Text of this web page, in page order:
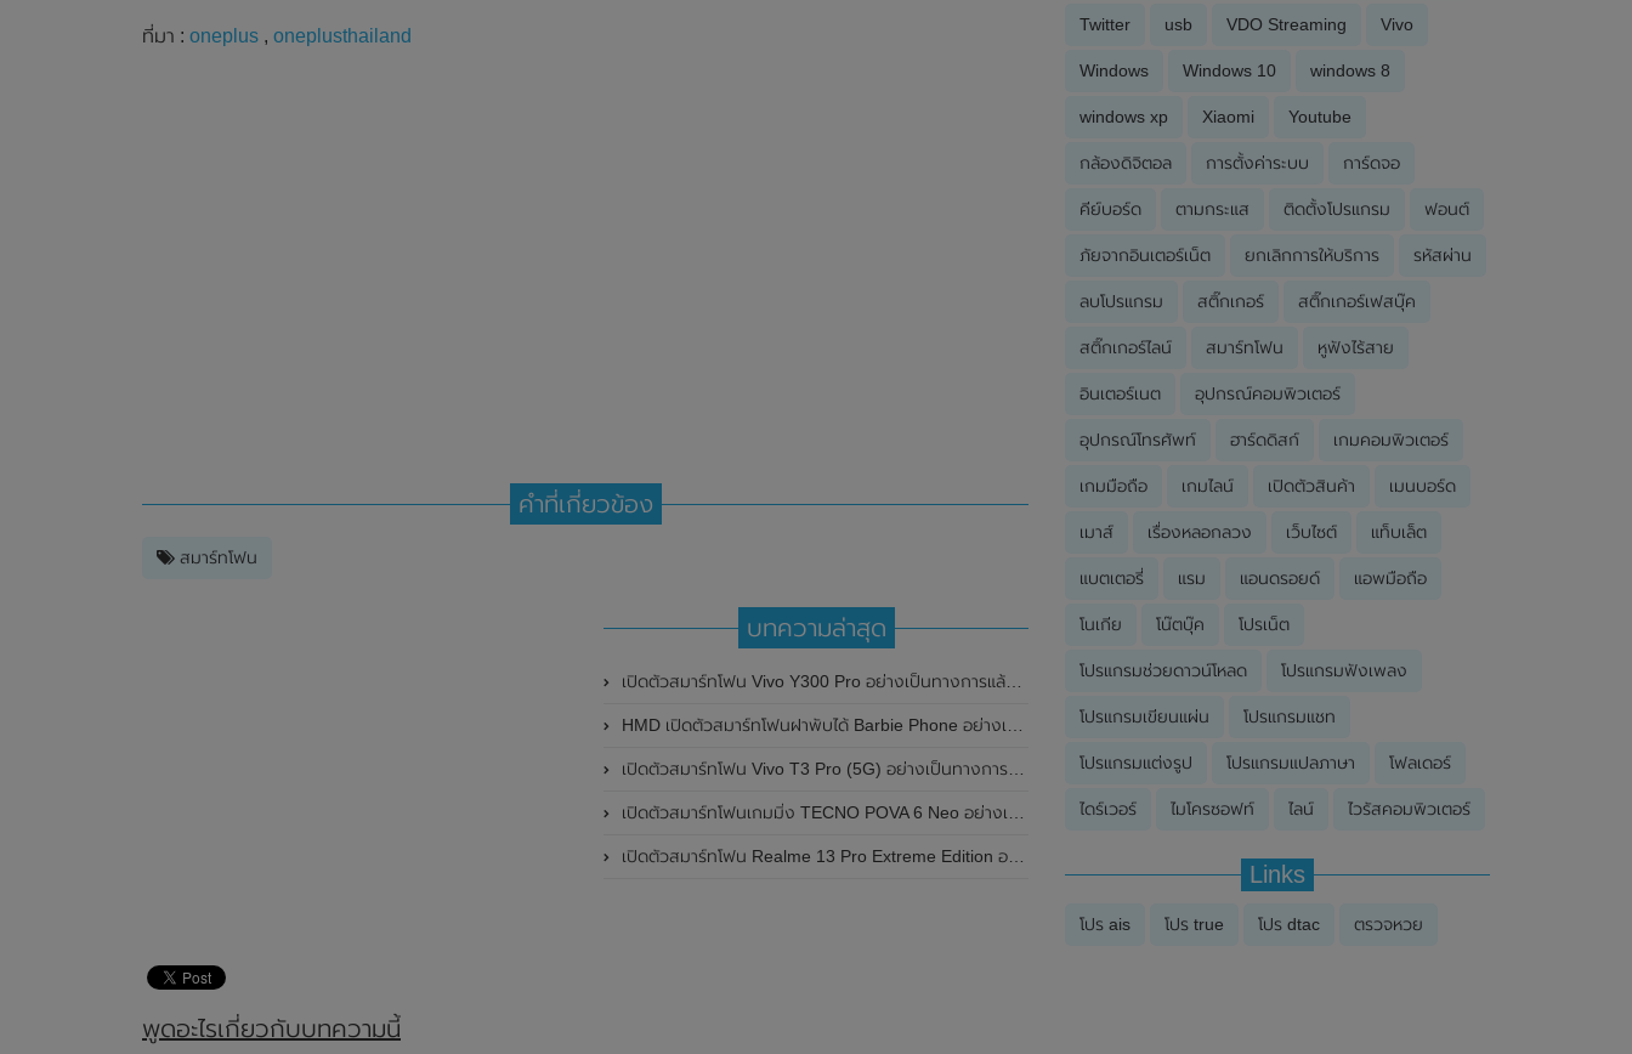
ที่มา : oneplus , oneplusthailand
คำที่เกี่ยวข้อง
สมาร์ทโฟน
บทความล่าสุด
เปิดตัวสมาร์ทโฟน Vivo Y300 Pro อย่างเป็นทางการแล้วในประเทศจีน มาพร้อมดีไซน์พรีเมี่ยม ทนทาน และแบตเตอรี่สุดอึดขนาดใหญ่ 6,500mAh พร้อมรองรับการชาร์จไว 80W
HMD เปิดตัวสมาร์ทโฟนฝาพับได้ Barbie Phone อย่างเป็นทางการแล้ว มาพร้อมธีมสีชมพูสดใส
เปิดตัวสมาร์ทโฟน Vivo T3 Pro (5G) อย่างเป็นทางการแล้วในประเทศอินเดีย
เปิดตัวสมาร์ทโฟนเกมมิ่ง TECNO POVA 6 Neo อย่างเป็นทางการแล้วในประเทศไทย ในราคา 8,499 บาท
เปิดตัวสมาร์ทโฟน Realme 13 Pro Extreme Edition อย่างเป็นทางการแล้วในประเทศจีน
พูดอะไรเกี่ยวกับบทความนี้
Twitter usb VDO Streaming Vivo
Windows Windows 10 windows 8
windows xp Xiaomi Youtube
กล้องดิจิตอล การตั้งค่าระบบ การ์ดจอ
คีย์บอร์ด ตามกระแส ติดตั้งโปรแกรม ฟอนต์
ภัยจากอินเตอร์เน็ต ยกเลิกการให้บริการ รหัสผ่าน
ลบโปรแกรม สติ๊กเกอร์ สติ๊กเกอร์เฟสบุ๊ค
สติ๊กเกอร์ไลน์ สมาร์ทโฟน หูฟังไร้สาย
อินเตอร์เนต อุปกรณ์คอมพิวเตอร์
อุปกรณ์โทรศัพท์ ฮาร์ดดิสก์ เกมคอมพิวเตอร์
เกมมือถือ เกมไลน์ เปิดตัวสินค้า เมนบอร์ด
เมาส์ เรื่องหลอกลวง เว็บไซต์ แท็บเล็ต
แบตเตอรี่ แรม แอนดรอยด์ แอพมือถือ
โนเกีย โน๊ตบุ๊ค โปรเน็ต
โปรแกรมช่วยดาวน์โหลด โปรแกรมฟังเพลง
โปรแกรมเขียนแผ่น โปรแกรมแชท
โปรแกรมแต่งรูป โปรแกรมแปลภาษา โฟลเดอร์
ไดร์เวอร์ ไมโครซอฟท์ ไลน์ ไวรัสคอมพิวเตอร์
Links
โปร ais โปร true โปร dtac ตรวจหวย